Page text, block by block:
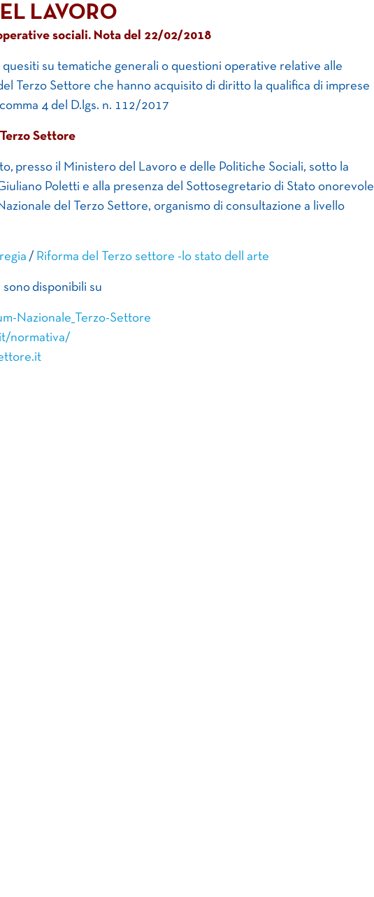
LAVORO
sociali. Nota del 22/02/2018
su tematiche generali o questioni operative relative alle
Terzo Settore che hanno acquisito di diritto la qualifica di imprese
4 del D.lgs. n. 112/2017
Settore
presso il Ministero del Lavoro e delle Politiche Sociali, sotto la
Poletti e alla presenza del Sottosegretario di Stato onorevole
del Terzo Settore, organismo di consultazione a livello
/ Riforma del Terzo settore -lo stato dell arte
disponibili su
Nazionale_Terzo-Settore
normativa/